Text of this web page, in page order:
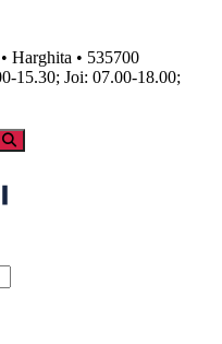
Harghita • 535700
15.30; Joi: 07.00-18.00;